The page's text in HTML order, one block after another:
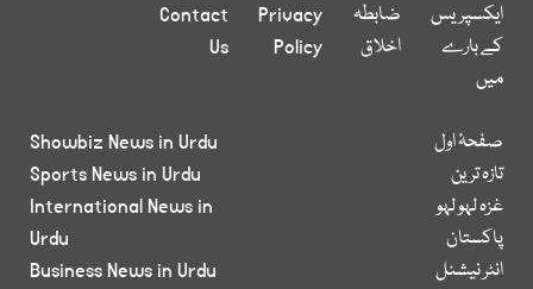
ایکسپریس
کے بارے
میں
ضابطہ
اخلاق
Privacy
Policy
Contact
Us
صفحۂ اول
تازہ ترین
غزہ لہو لہو
پاکستان
انٹر نیشنل
Showbiz News in Urdu
Sports News in Urdu
International News in
Urdu
Business News in Urdu